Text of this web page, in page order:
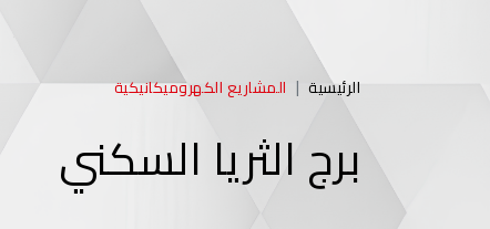
الرئيسية المشاريع الكهروميكانيكية
برج الثريا السكني